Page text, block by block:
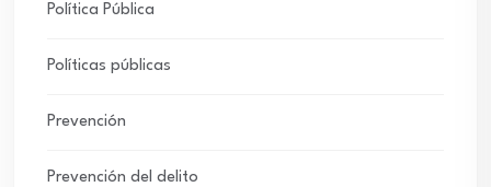
Política Pública
Políticas públicas
Prevención
Prevención del delito